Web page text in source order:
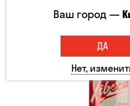
Ваш город —
ДА
Нет,